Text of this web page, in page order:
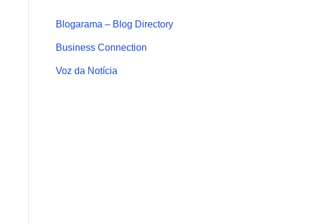
Blogarama – Blog Directory
Business Connection
Voz da Notícia